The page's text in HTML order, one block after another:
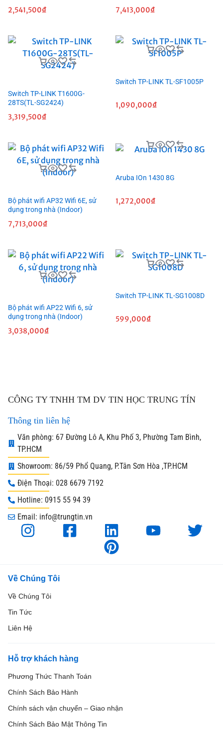
2,541,500₫ 7,413,000₫
Switch TP-LINK T1600G-
28TS(TL-SG2424)
3,319,500₫
Switch TP-LINK TL-SF1005P
1,090,000₫
Bộ phát wifi AP32 Wifi 6E, sử
dụng trong nhà (Indoor)
7,713,000₫
Aruba IOn 1430 8G
1,272,000₫
Bộ phát wifi AP22 Wifi 6, sử
dụng trong nhà (Indoor)
3,038,000₫
Switch TP-LINK TL-SG1008D
599,000₫
CÔNG TY TNHH TM DV TIN HỌC TRUNG TÍN
Thông tin liên hệ
Văn phòng: 67 Đường Lô A, Khu Phố 3, Phường Tam Bình,
TP.HCM
Showroom: 86/59 Phổ Quang, P.Tân Sơn Hòa ,TP.HCM
Điện Thoại: 028 6679 7192
Hotline: 0915 55 94 39
Email: info@trungtin.vn
Về Chúng Tôi
Về Chúng Tôi
Tin Tức
Liên Hệ
Hỗ trợ khách hàng
Phương Thức Thanh Toán
Chính Sách Bảo Hành
Chính sách vận chuyển – Giao nhận
Chính Sách Bảo Mật Thông Tin